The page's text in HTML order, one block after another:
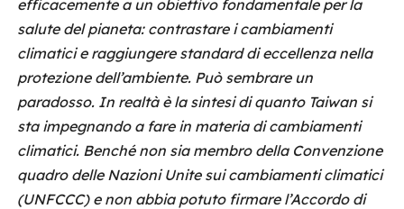
efficacemente a un obiettivo fondamentale per la
salute del pianeta: contrastare i cambiamenti
climatici e raggiungere standard di eccellenza nella
protezione dell’ambiente. Può sembrare un
paradosso. In realtà è la sintesi di quanto Taiwan si
sta impegnando a fare in materia di cambiamenti
climatici. Benché non sia membro della Convenzione
quadro delle Nazioni Unite sui cambiamenti climatici
(UNFCCC) e non abbia potuto firmare l’Accordo di